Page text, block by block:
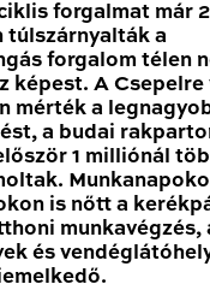
forgalmat már
túlszárnyalták a
forgalom télen
képest. A Csepelre
mérték a
a budai
1 milliónál
is nőtt a
munkavégzés,
és